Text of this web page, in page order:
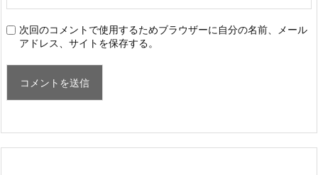
次回のコメントで使用するためブラウザーに自分の名前、メール
アドレス、サイトを保存する。